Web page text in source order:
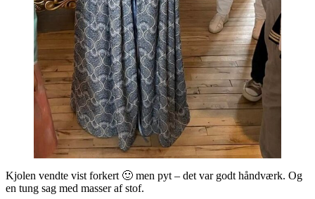
Kjolen vendte vist forkert 🙂 men pyt – det var godt håndværk. Og
en tung sag med masser af stof.